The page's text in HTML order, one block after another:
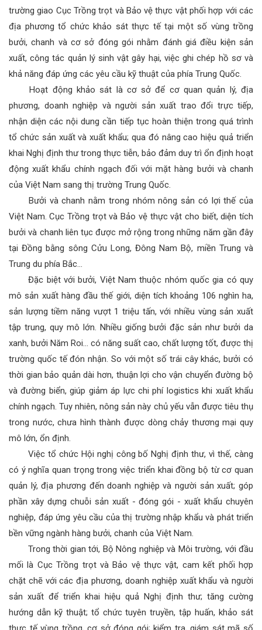
trường giao Cục Trồng trọt và Bảo vệ thực vật phối hợp với các
địa phương tổ chức khảo sát thực tế tại một số vùng trồng
bưởi, chanh và cơ sở đóng gói nhằm đánh giá điều kiện sản
xuất, công tác quản lý sinh vật gây hại, việc ghi chép hồ sơ và
khả năng đáp ứng các yêu cầu kỹ thuật của phía Trung Quốc.
Hoạt động khảo sát là cơ sở để cơ quan quản lý, địa
phương, doanh nghiệp và người sản xuất trao đổi trực tiếp,
nhận diện các nội dung cần tiếp tục hoàn thiện trong quá trình
tổ chức sản xuất và xuất khẩu; qua đó nâng cao hiệu quả triển
khai Nghị định thư trong thực tiễn, bảo đảm duy trì ổn định hoạt
động xuất khẩu chính ngạch đối với mặt hàng bưởi và chanh
của Việt Nam sang thị trường Trung Quốc.
Bưởi và chanh nằm trong nhóm nông sản có lợi thế của
Việt Nam. Cục Trồng trọt và Bảo vệ thực vật cho biết, diện tích
bưởi và chanh liên tục được mở rộng trong những năm gần đây
tại Đồng bằng sông Cửu Long, Đông Nam Bộ, miền Trung và
Trung du phía Bắc…
Đặc biệt với bưởi, Việt Nam thuộc nhóm quốc gia có quy
mô sản xuất hàng đầu thế giới, diện tích khoảng 106 nghìn ha,
sản lượng tiềm năng vượt 1 triệu tấn, với nhiều vùng sản xuất
tập trung, quy mô lớn. Nhiều giống bưởi đặc sản như bưởi da
xanh, bưởi Năm Roi... có năng suất cao, chất lượng tốt, được thị
trường quốc tế đón nhận. So với một số trái cây khác, bưởi có
thời gian bảo quản dài hơn, thuận lợi cho vận chuyển đường bộ
và đường biển, giúp giảm áp lực chi phí logistics khi xuất khẩu
chính ngạch. Tuy nhiên, nông sản này chủ yếu vẫn được tiêu thụ
trong nước, chưa hình thành được dòng chảy thương mại quy
mô lớn, ổn định.
Việc tổ chức Hội nghị công bố Nghị định thư, vì thế, càng
có ý nghĩa quan trọng trong việc triển khai đồng bộ từ cơ quan
quản lý, địa phương đến doanh nghiệp và người sản xuất; góp
phần xây dựng chuỗi sản xuất - đóng gói - xuất khẩu chuyên
nghiệp, đáp ứng yêu cầu của thị trường nhập khẩu và phát triển
bền vững ngành hàng bưởi, chanh của Việt Nam.
Trong thời gian tới, Bộ Nông nghiệp và Môi trường, với đầu
mối là Cục Trồng trọt và Bảo vệ thực vật, cam kết phối hợp
chặt chẽ với các địa phương, doanh nghiệp xuất khẩu và người
sản xuất để triển khai hiệu quả Nghị định thư; tăng cường
hướng dẫn kỹ thuật; tổ chức tuyên truyền, tập huấn, khảo sát